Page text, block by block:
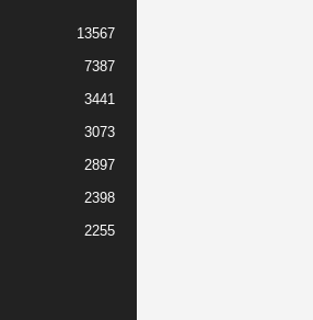
13567
7387
3441
3073
2897
2398
2255